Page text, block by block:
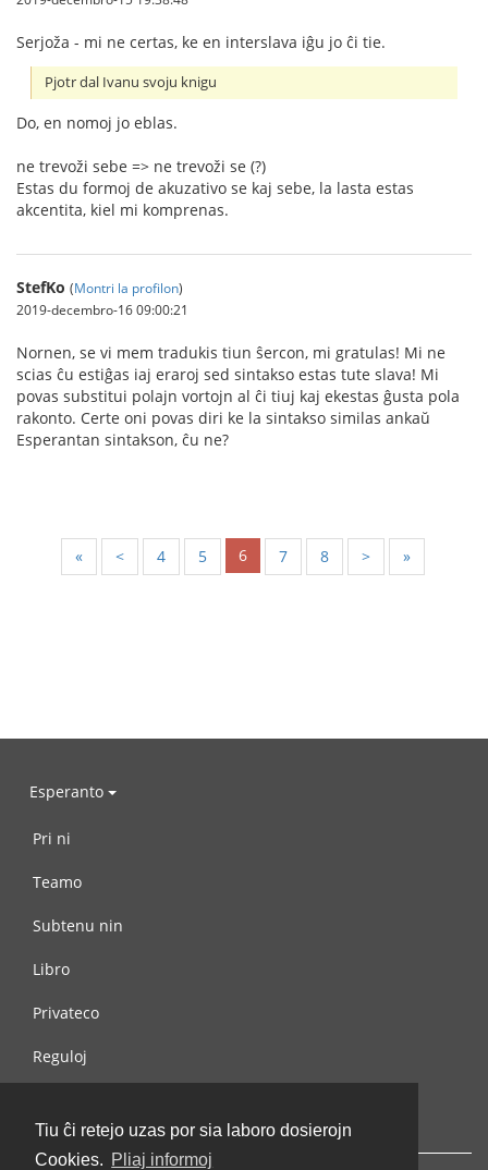
Tiu ĉi retejo uzas por sia laboro dosierojn
Cookies. Pliaj informoj
Serjoža - mi ne certas, ke en interslava iĝu jo ĉi tie.
Pjotr dal Ivanu svoju knigu
Do, en nomoj jo eblas.
ne trevoži sebe => ne trevoži se (?)
Estas du formoj de akuzativo se kaj sebe, la lasta estas
akcentita, kiel mi komprenas.
StefKo (Montri la profilon)
2019-decembro-16 09:00:21
Nornen, se vi mem tradukis tiun ŝercon, mi gratulas! Mi ne
scias ĉu estiĝas iaj eraroj sed sintakso estas tute slava! Mi
povas substitui polajn vortojn al ĉi tiuj kaj ekestas ĝusta pola
rakonto. Certe oni povas diri ke la sintakso similas ankaŭ
Esperantan sintakson, ĉu ne?
« < 4 5 6 7 8 > »
Esperanto
Pri ni
Teamo
Subtenu nin
Libro
Privateco
Reguloj